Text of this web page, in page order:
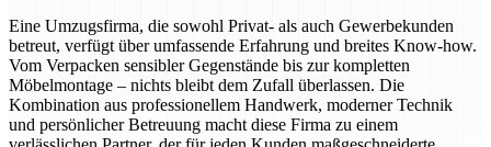
Eine Umzugsfirma, die sowohl Privat- als auch Gewerbekunden
betreut, verfügt über umfassende Erfahrung und breites Know-how.
Vom Verpacken sensibler Gegenstände bis zur kompletten
Möbelmontage – nichts bleibt dem Zufall überlassen. Die
Kombination aus professionellem Handwerk, moderner Technik
und persönlicher Betreuung macht diese Firma zu einem